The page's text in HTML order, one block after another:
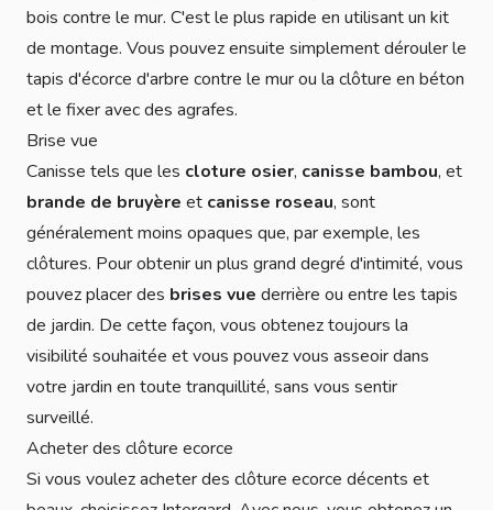
bois contre le mur. C'est le plus rapide en utilisant un kit
de montage. Vous pouvez ensuite simplement dérouler le
tapis d'écorce d'arbre contre le mur ou la clôture en béton
et le fixer avec des agrafes.
Brise vue
Canisse tels que les cloture osier, canisse bambou, et
brande de bruyère et canisse roseau, sont
généralement moins opaques que, par exemple, les
clôtures. Pour obtenir un plus grand degré d'intimité, vous
pouvez placer des brises vue derrière ou entre les tapis
de jardin. De cette façon, vous obtenez toujours la
visibilité souhaitée et vous pouvez vous asseoir dans
votre jardin en toute tranquillité, sans vous sentir
surveillé.
Acheter des clôture ecorce
Si vous voulez acheter des clôture ecorce décents et